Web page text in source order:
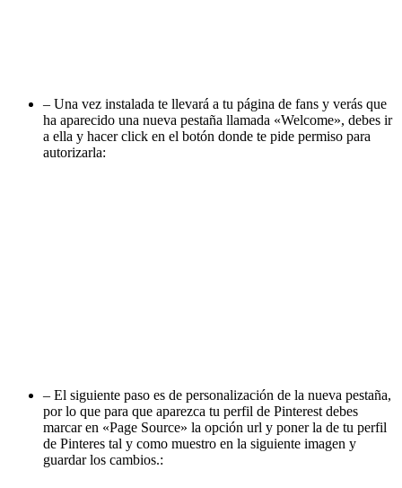
– Una vez instalada te llevará a tu página de fans y verás que
ha aparecido una nueva pestaña llamada «Welcome», debes ir
a ella y hacer click en el botón donde te pide permiso para
autorizarla:
– El siguiente paso es de personalización de la nueva pestaña,
por lo que para que aparezca tu perfil de Pinterest debes
marcar en «Page Source» la opción url y poner la de tu perfil
de Pinteres tal y como muestro en la siguiente imagen y
guardar los cambios.: